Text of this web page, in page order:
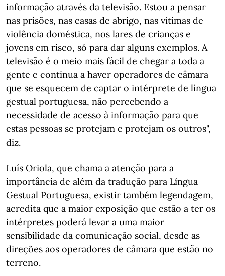
informação através da televisão. Estou a pensar
nas prisões, nas casas de abrigo, nas vítimas de
violência doméstica, nos lares de crianças e
jovens em risco, só para dar alguns exemplos. A
televisão é o meio mais fácil de chegar a toda a
gente e continua a haver operadores de câmara
que se esquecem de captar o intérprete de língua
gestual portuguesa, não percebendo a
necessidade de acesso à informação para que
estas pessoas se protejam e protejam os outros",
diz.
Luís Oriola, que chama a atenção para a
importância de além da tradução para Língua
Gestual Portuguesa, existir também legendagem,
acredita que a maior exposição que estão a ter os
intérpretes poderá levar a uma maior
sensibilidade da comunicação social, desde as
direções aos operadores de câmara que estão no
terreno.